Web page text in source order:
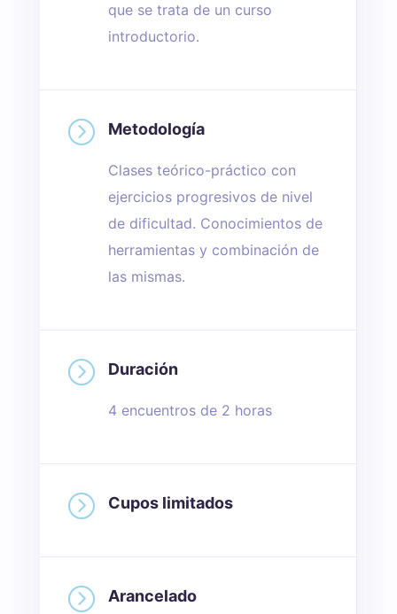
que se trata de un curso
introductorio.
= Metodología
Clases teórico-práctico con
ejercicios progresivos de nivel
de dificultad. Conocimientos de
herramientas y combinación de
las mismas.
= Duración
4 encuentros de 2 horas
= Cupos limitados
= Arancelado